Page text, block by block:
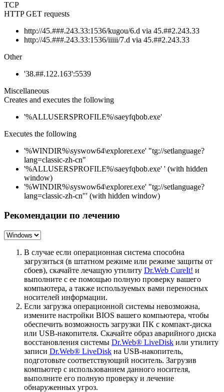
TCP
HTTP GET requests
http://45.###.243.33:1536/kugou/6.d via 45.##2.243.33
http://45.###.243.33:1536/iiiii/7.d via 45.##2.243.33
Other
'38.##.122.163':5539
Miscellaneous
Creates and executes the following
'%ALLUSERSPROFILE%\saeyfqbob.exe'
Executes the following
'%WINDIR%\syswow64\explorer.exe' "tg://setlanguage?
lang=classic-zh-cn"
'%ALLUSERSPROFILE%\saeyfqbob.exe' ' (with hidden
window)
'%WINDIR%\syswow64\explorer.exe' "tg://setlanguage?
lang=classic-zh-cn"' (with hidden window)
Рекомендации по лечению
В случае если операционная система способна
загрузиться (в штатном режиме или режиме защиты от
сбоев), скачайте лечащую утилиту Dr.Web CureIt! и
выполните с ее помощью полную проверку вашего
компьютера, а также используемых вами переносных
носителей информации.
Если загрузка операционной системы невозможна,
измените настройки BIOS вашего компьютера, чтобы
обеспечить возможность загрузки ПК с компакт-диска
или USB-накопителя. Скачайте образ аварийного диска
восстановления системы Dr.Web® LiveDisk или утилиту
записи Dr.Web® LiveDisk на USB-накопитель,
подготовьте соответствующий носитель. Загрузив
компьютер с использованием данного носителя,
выполните его полную проверку и лечение
обнаруженных угроз.